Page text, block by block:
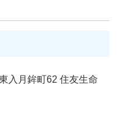
入月鉾町62 住友生命